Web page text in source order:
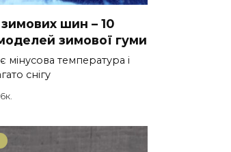
шин – 10
зимової гуми
мінусова температура і
снігу